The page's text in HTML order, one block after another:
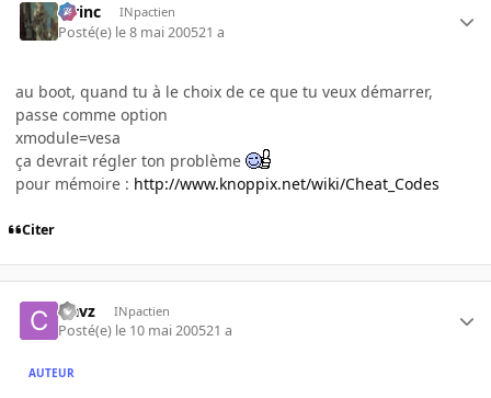
lorinc INpactien
Posté(e) le 8 mai 200521 a
au boot, quand tu à le choix de ce que tu veux démarrer,
passe comme option
xmodule=vesa
ça devrait régler ton problème
pour mémoire : http://www.knoppix.net/wiki/Cheat_Codes
Citer
clavz INpactien
Posté(e) le 10 mai 200521 a
AUTEUR